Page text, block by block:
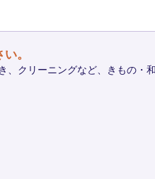
。
クリーニングなど、きもの・